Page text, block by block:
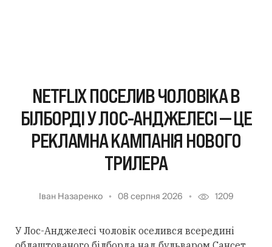
NETFLIX ПОСЕЛИВ ЧОЛОВІКА В
БІЛБОРДІ У ЛОС-АНДЖЕЛЕСІ — ЦЕ
РЕКЛАМНА КАМПАНІЯ НОВОГО
ТРИЛЕРА
Іван Назаренко 08 серпня 2026 1209
У Лос-Анджелесі чоловік оселився всередині